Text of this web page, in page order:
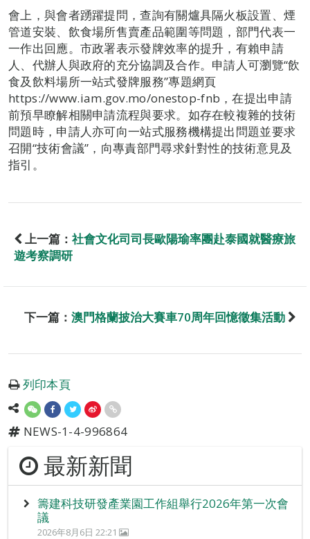
會上，與會者踴躍提問，查詢有關爐具隔火板設置、煙
管道安裝、飲食場所售賣產品範圍等問題，部門代表一
一作出回應。市政署表示發牌效率的提升，有賴申請
人、代辦人與政府的充分協調及合作。申請人可瀏覽“飲
食及飲料場所一站式發牌服務”專題網頁
https://www.iam.gov.mo/onestop-fnb，在提出申請
前預早瞭解相關申請流程與要求。如存在較複雜的技術
問題時，申請人亦可向一站式服務機構提出問題並要求
召開“技術會議”，向專責部門尋求針對性的技術意見及
指引。
上一篇： 社會文化司司長歐陽瑜率團赴泰國就醫療旅
遊考察調研
下一篇： 澳門格蘭披治大賽車70周年回憶徵集活動
列印本頁
NEWS-1-4-996864
最新新聞
籌建科技研發產業園工作組舉行2026年第一次會
議
2026年8月6日 22:21